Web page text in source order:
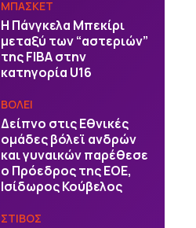
ΜΠΑΣΚΕΤ
H Πάνγκελα Μπεκίρι
μεταξύ των “αστεριών”
της FIBA στην
κατηγορία U16
ΒOΛΕΙ
Δείπνο στις Εθνικές
ομάδες βόλεϊ ανδρών
και γυναικών παρέθεσε
ο Πρόεδρος της ΕΟΕ,
Ισίδωρος Κούβελος
ΣΤΙΒΟΣ